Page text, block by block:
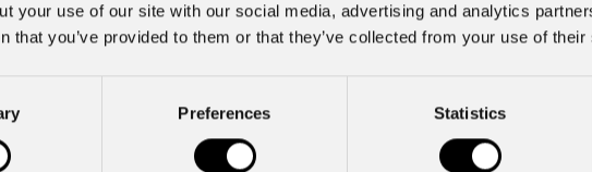
your use of our site with our social media, advertising and analytics
that you’ve provided to them or that they’ve collected from your use of
Preferences Statistics
informazioni commerciali e iniziative di marketing.
GDPR; acconsento al trattamento ai sensi dell'art. 6 del GDPR